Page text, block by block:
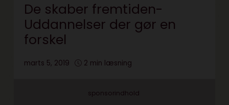
De skaber fremtiden-
Uddannelser der gør en
forskel
marts 5, 2019 2 min læsning
sponsorindhold